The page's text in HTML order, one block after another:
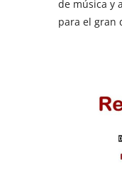
de música y
para el gran